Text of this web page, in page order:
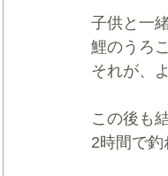
子供と一
鯉のうろ
それが、
この後も
2時間で釣